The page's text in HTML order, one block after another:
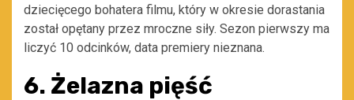
dziecięcego bohatera filmu, który w okresie dorastania
został opętany przez mroczne siły. Sezon pierwszy ma
liczyć 10 odcinków, data premiery nieznana.
6. Żelazna pięść